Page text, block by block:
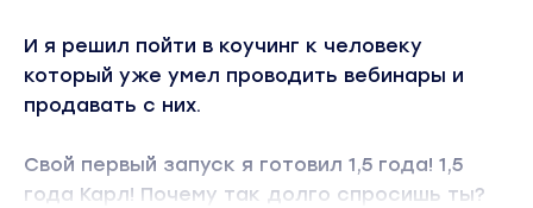
И я решил пойти в коучинг к человеку
который уже умел проводить вебинары и
продавать с них.
Свой первый запуск я готовил 1,5 года! 1,5
года Карл! Почему так долго спросишь ты?